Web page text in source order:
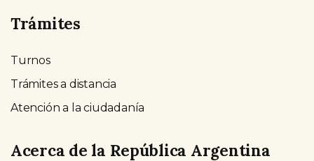
Trámites
Turnos
Trámites a distancia
Atención a la ciudadanía
Acerca de la República Argentina